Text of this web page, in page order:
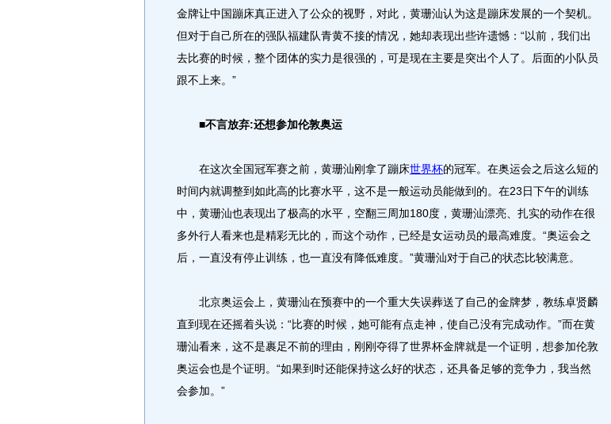
金牌让中国蹦床真正进入了公众的视野，对此，黄珊汕认为这是蹦床发展的一个契机。
但对于自己所在的强队福建队青黄不接的情况，她却表现出些许遗憾：“以前，我们出
去比赛的时候，整个团体的实力是很强的，可是现在主要是突出个人了。后面的小队员
跟不上来。”
■不言放弃:还想参加伦敦奥运
在这次全国冠军赛之前，黄珊汕刚拿了蹦床世界杯的冠军。在奥运会之后这么短的
时间内就调整到如此高的比赛水平，这不是一般运动员能做到的。在23日下午的训练
中，黄珊汕也表现出了极高的水平，空翻三周加180度，黄珊汕漂亮、扎实的动作在很
多外行人看来也是精彩无比的，而这个动作，已经是女运动员的最高难度。“奥运会之
后，一直没有停止训练，也一直没有降低难度。”黄珊汕对于自己的状态比较满意。
北京奥运会上，黄珊汕在预赛中的一个重大失误葬送了自己的金牌梦，教练卓贤麟
直到现在还摇着头说：“比赛的时候，她可能有点走神，使自己没有完成动作。”而在黄
珊汕看来，这不是裹足不前的理由，刚刚夺得了世界杯金牌就是一个证明，想参加伦敦
奥运会也是个证明。“如果到时还能保持这么好的状态，还具备足够的竞争力，我当然
会参加。”